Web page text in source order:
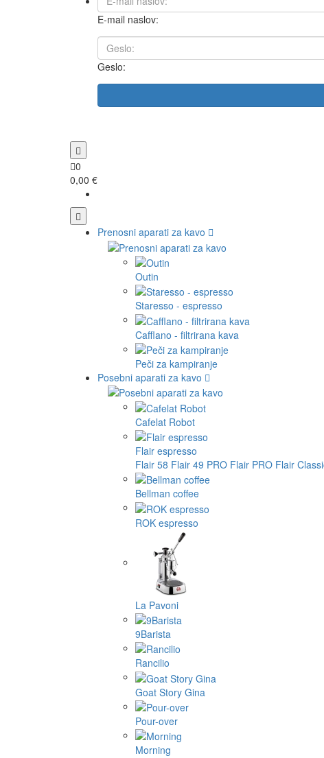
E-mail naslov:
Geslo:
0
0,00 €
Prenosni aparati za kavo
Outin
Staresso - espresso
Cafflano - filtrirana kava
Peči za kampiranje
Posebni aparati za kavo
Cafelat Robot
Flair espresso
Flair 58 Flair 49 PRO Flair PRO Flair
Bellman coffee
ROK espresso
La Pavoni
9Barista
Rancilio
Goat Story Gina
Pour-over
Morning